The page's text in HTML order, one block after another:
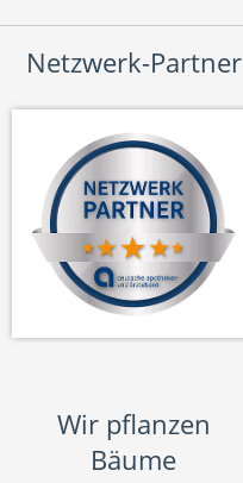
Netzwerk-Partner
Wir pflanzen
Bäume